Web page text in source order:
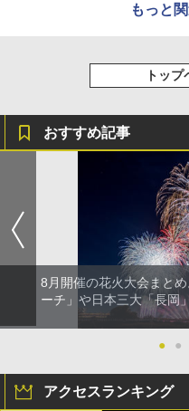
もっと
トッ
おすすめ記事
8月開催の花火大会まと
ーチ」や日本三大「長岡
● ●
アクセスランキング